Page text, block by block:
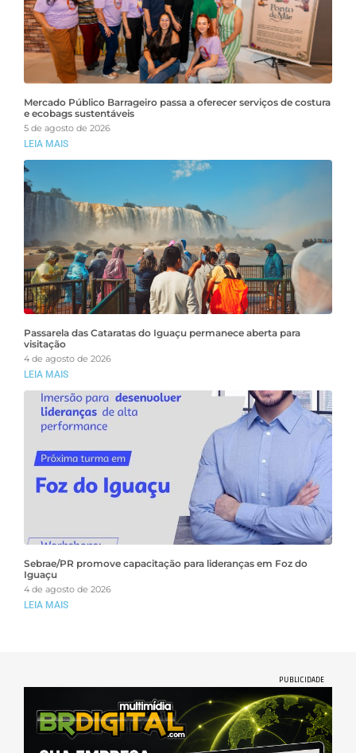
Mercado Público Barrageiro passa a oferecer serviços de costura
e ecobags sustentáveis
5 de agosto de 2026
LEIA MAIS
Passarela das Cataratas do Iguaçu permanece aberta para
visitação
4 de agosto de 2026
LEIA MAIS
Sebrae/PR promove capacitação para lideranças em Foz do
Iguaçu
4 de agosto de 2026
LEIA MAIS
PUBLICIDADE